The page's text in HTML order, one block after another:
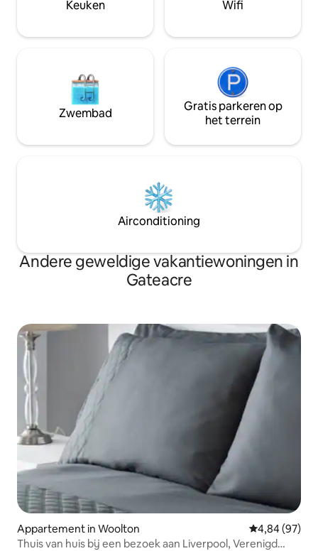
suite. Luxe details overal.
locatie om te
Keuken Wifi
Zwembad
Gratis parkeren op
het terrein
Airconditioning
Andere geweldige vakantiewoningen in
Gateacre
Appartement in Woolton Gemiddelde
4,84 (97)
Thuis van huis bij een bezoek aan Liverpool, Verenigd